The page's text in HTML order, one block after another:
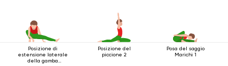
Posizione di
estensione laterale
della gamba
Posizione del
piccione 2
Posa del saggio
Marichi 1